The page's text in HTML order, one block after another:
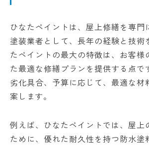
ひなたペイントは、屋上修繕を専門
塗装業者として、長年の経験と技術
たペイントの最大の特徴は、お客様
た最適な修繕プランを提供する点で
劣化具合、予算に応じて、最適な材
案します。
例えば、ひなたペイントでは、屋上
ために、優れた耐久性を持つ防水塗